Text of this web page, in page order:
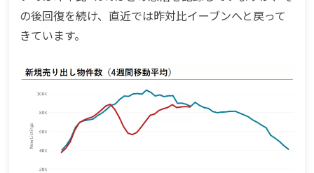
の後回復を続け、直近では昨対比イーブンへと戻って
きています。